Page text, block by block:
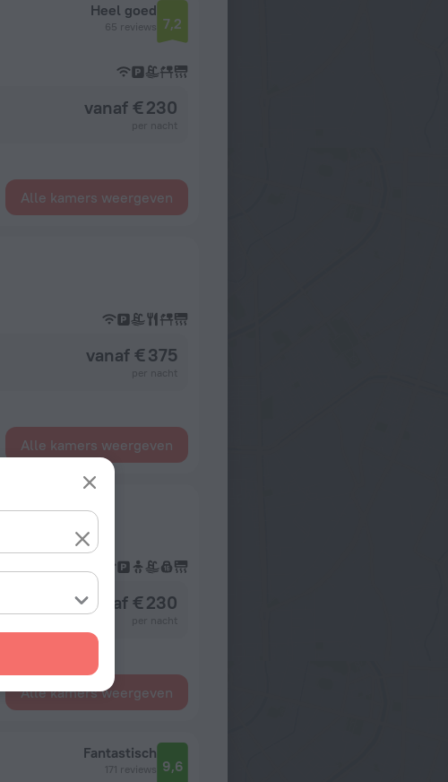
Heel goed
65 reviews 7,2
vanaf € 230
Alle kamers weergeven
vanaf € 375
Alle kamers weergeven
vanaf € 230
Alle kamers weergeven
Fantastisch
171 reviews 9,6